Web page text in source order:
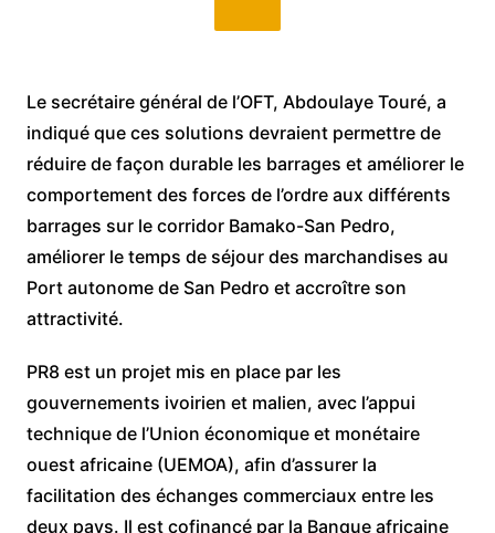
Le secrétaire général de l’OFT, Abdoulaye Touré, a
indiqué que ces solutions devraient permettre de
réduire de façon durable les barrages et améliorer le
comportement des forces de l’ordre aux différents
barrages sur le corridor Bamako-San Pedro,
améliorer le temps de séjour des marchandises au
Port autonome de San Pedro et accroître son
attractivité.
PR8 est un projet mis en place par les
gouvernements ivoirien et malien, avec l’appui
technique de l’Union économique et monétaire
ouest africaine (UEMOA), afin d’assurer la
facilitation des échanges commerciaux entre les
deux pays. Il est cofinancé par la Banque africaine